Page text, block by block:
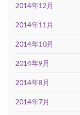
2014年12月
2014年11月
2014年10月
2014年9月
2014年8月
2014年7月